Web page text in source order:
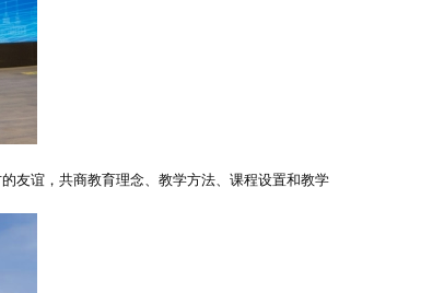
友谊，共商教育理念、教学方法、课程设置和教学